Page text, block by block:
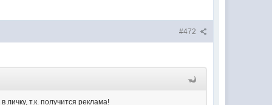
#472
т.к. получится реклама!